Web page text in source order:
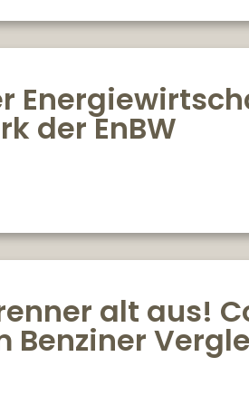
der EnBW
alt aus!